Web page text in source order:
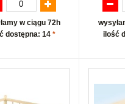
w ciągu 72h
dostępna: 14 *
ilość